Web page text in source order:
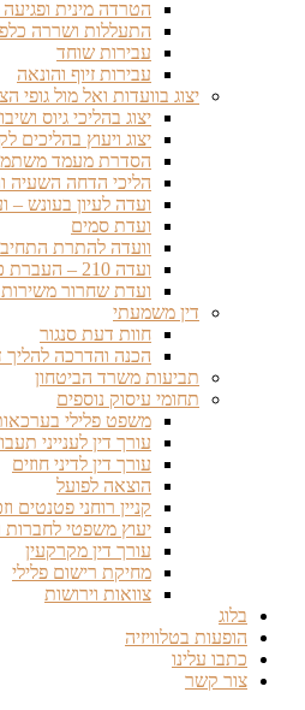
הטרדה מינית
התעללות ושררה
עבירות שוחד
עבירות זיוף והונאה
יצוג בוועדות ואל מול גופי
יצוג בהליכי גיוס
יצוג ויעוץ בהליכים
הסדרת מעמד
הליכי הדחה השעיה
ועדה לעיון בעונש –
ועדת סמים
וועדה להתרת
ועדה 210 – העברת כלואים למתקן כליאה אזרחי
ועדת שחרור
דין משמעתי
חוות דעת סנגור
הכנה והדרכה להליך
תביעות משרד הביטחון
תחומי עיסוק נוספים
משפט פלילי
עורך דין לענייני
עורך דין לדיני חוזים
הוצאה לפועל
קניין רוחני פטנטים
יעוץ משפטי לחברות
עורך דין מקרקעין
מחיקת רישום פלילי
צוואות וירושות
בלוג
הופעות בטלוויזיה
כתבו עלינו
צור קשר